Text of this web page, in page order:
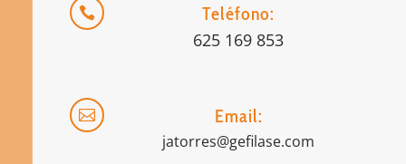

Teléfono:
625 169 853
 Email:
jatorres@gefilase.com